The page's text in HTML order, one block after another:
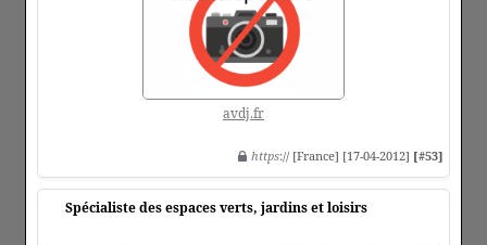
avdj.fr
https:// [France] [17-04-2012] [#53]
Spécialiste des espaces verts, jardins et loisirs